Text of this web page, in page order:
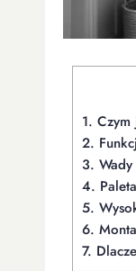
1.
2.
3.
4.
5.
6.
7.